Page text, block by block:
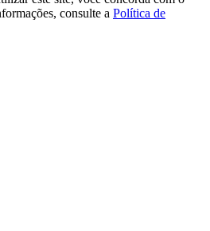
consulte a Política de